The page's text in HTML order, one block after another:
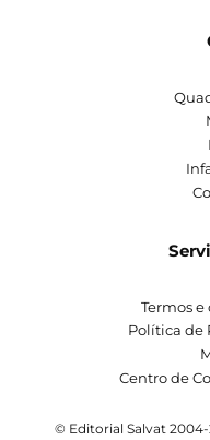
Termos
Política de
Centro de
© Editorial Salvat